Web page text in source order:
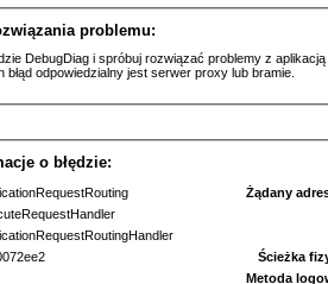
problemu:
DebugDiag i spróbuj rozwiązać problemy z
błąd odpowiedzialny jest serwer proxy lub bramie.
o błędzie:
Żądany
Ścieżka
Metoda